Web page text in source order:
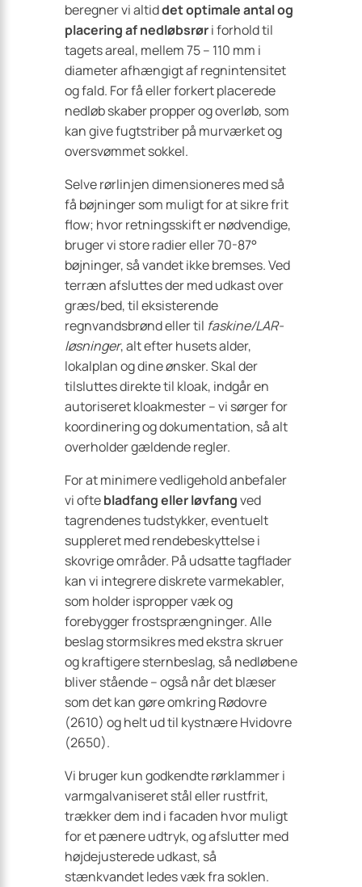
beregner vi altiddet optimale antal og
placering af nedløbsrøri forhold til
tagets areal, mellem 75 – 110 mm i
diameter afhængigt af regnintensitet
og fald. For få eller forkert placerede
nedløb skaber propper og overløb, som
kan give fugt­striber på murværket og
oversvømmet sokkel.
Selve rørlinjen dimensioneres med så
få bøjninger som muligt for at sikre frit
flow; hvor retningsskift er nødvendige,
bruger vi store radier eller 70-87°
bøjninger, så vandet ikke bremses. Ved
terræn afsluttes der med udkast over
græs/bed, til eksisterende
regnvandsbrønd eller til faskine/LAR-
løsninger, alt efter husets alder,
lokalplan og dine ønsker. Skal der
tilsluttes direkte til kloak, indgår en
autoriseret kloakmester – vi sørger for
koordinering og dokumentation, så alt
overholder gældende regler.
For at minimere vedligehold anbefaler
vi oftebladfang eller løvfangved
tagrendenes tudstykker, eventuelt
suppleret med rendebeskyttelse i
skovrige områder. På udsatte tagflader
kan vi integrere diskrete varmekabler,
som holder ispropper væk og
forebygger frostsprængninger. Alle
beslag stormsikres med ekstra skruer
og kraftigere sternbeslag, så nedløbene
bliver stående – også når det blæser
som det kan gøre omkring Rødovre
(2610) og helt ud til kystnære Hvidovre
(2650).
Vi bruger kun godkendte rørklammer i
varmgalvaniseret stål eller rustfrit,
trækker dem ind i facaden hvor muligt
for et pænere udtryk, og afslutter med
højdejusterede udkast, så
stænkvandet ledes væk fra soklen.